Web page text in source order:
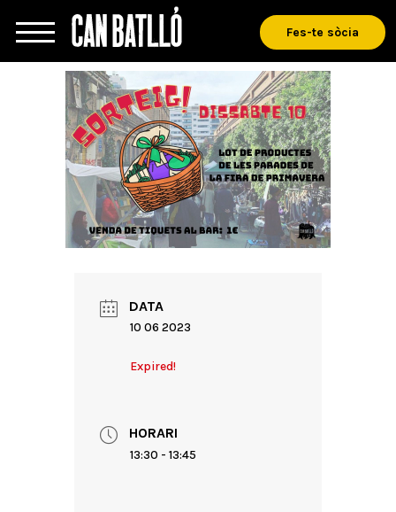
Fes-te sòcia
DATA
10 06 2023
Expired!
HORARI
13:30 - 13:45